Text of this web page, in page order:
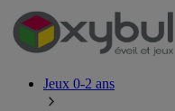
Jeux 0-2 ans